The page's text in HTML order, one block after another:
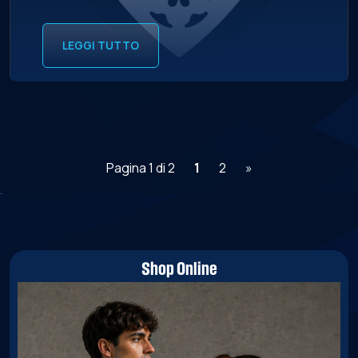
LEGGI TUTTO
Pagina 1 di 2 1 2 »
Shop Online